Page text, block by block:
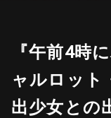
『午前4時
ャルロット
出少女との